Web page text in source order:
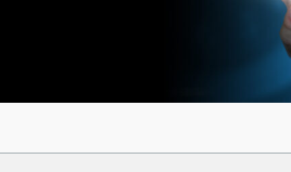
for AWS